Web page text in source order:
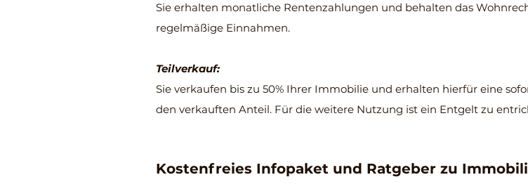
Sie erhalten monatliche Rentenzahlungen und behalten das
regelmäßige Einnahmen.
Teilverkauf:
Sie verkaufen bis zu 50% Ihrer Immobilie und erhalten hierfür eine
den verkauften Anteil. Für die weitere Nutzung ist ein Entgelt zu
Kostenfreies Infopaket und Ratgeber zu